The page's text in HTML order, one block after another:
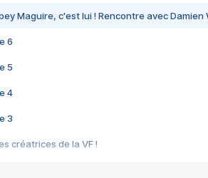
Maguire, c'est lui ! Rencontre avec Damien
6
5
4
3
créatrices de la VF !